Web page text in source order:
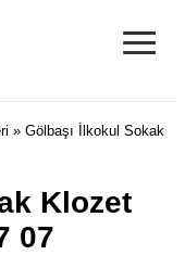
≡
» Gölbaşı İlkokul Sokak
Klozet
07